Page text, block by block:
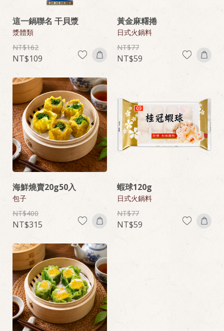
這一鍋聯名 干貝漿
漿體類
162
109
黃金麻糬捲
日式火鍋料
77
59
海鮮燒賣20g50入
包子
400
315
蝦球120g
日式火鍋料
77
59